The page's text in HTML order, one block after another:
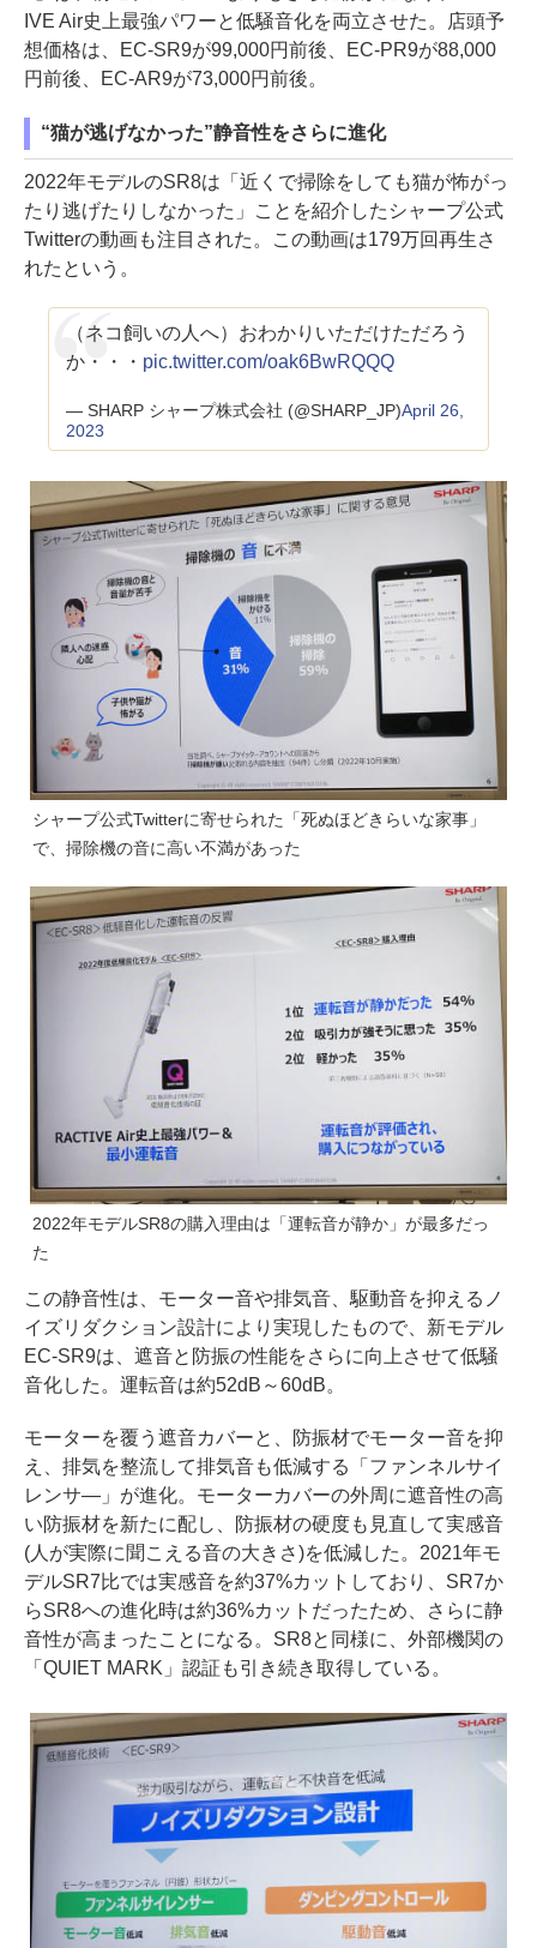
IVE Air史上最強パワーと低騒音化を両立させた。店頭予
想価格は、EC-SR9が99,000円前後、EC-PR9が88,000
円前後、EC-AR9が73,000円前後。
“猫が逃げなかった”静音性をさらに進化
2022年モデルのSR8は「近くで掃除をしても猫が怖がっ
たり逃げたりしなかった」ことを紹介したシャープ公式
Twitterの動画も注目された。この動画は179万回再生さ
れたという。
（ネコ飼いの人へ）おわかりいただけただろう
か・・・ pic.twitter.com/oak6BwRQQQ
— SHARP シャープ株式会社 (@SHARP_JP)April 26,
2023
シャープ公式Twitterに寄せられた「死ぬほどきらいな家事」
で、掃除機の音に高い不満があった
2022年モデルSR8の購入理由は「運転音が静か」が最多だっ
た
この静音性は、モーター音や排気音、駆動音を抑えるノ
イズリダクション設計により実現したもので、新モデル
EC-SR9は、遮音と防振の性能をさらに向上させて低騒
音化した。運転音は約52dB～60dB。
モーターを覆う遮音カバーと、防振材でモーター音を抑
え、排気を整流して排気音も低減する「ファンネルサイ
レンサ―」が進化。モーターカバーの外周に遮音性の高
い防振材を新たに配し、防振材の硬度も見直して実感音
(人が実際に聞こえる音の大きさ)を低減した。2021年モ
デルSR7比では実感音を約37%カットしており、SR7か
らSR8への進化時は約36%カットだったため、さらに静
音性が高まったことになる。SR8と同様に、外部機関の
「QUIET MARK」認証も引き続き取得している。